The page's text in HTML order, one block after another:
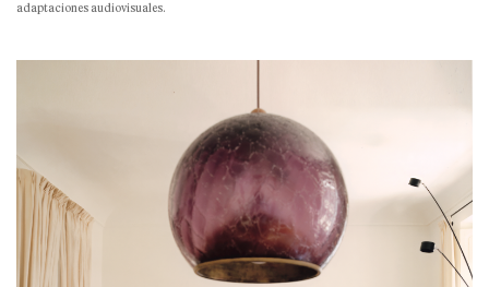
adaptaciones audiovisuales.